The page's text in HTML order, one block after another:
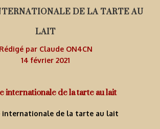
DE LA TARTE AU
LAIT
Rédigé par Claude ON4CN
14 février 2021
internationale de la tarte au lait
internationale de la tarte au lait